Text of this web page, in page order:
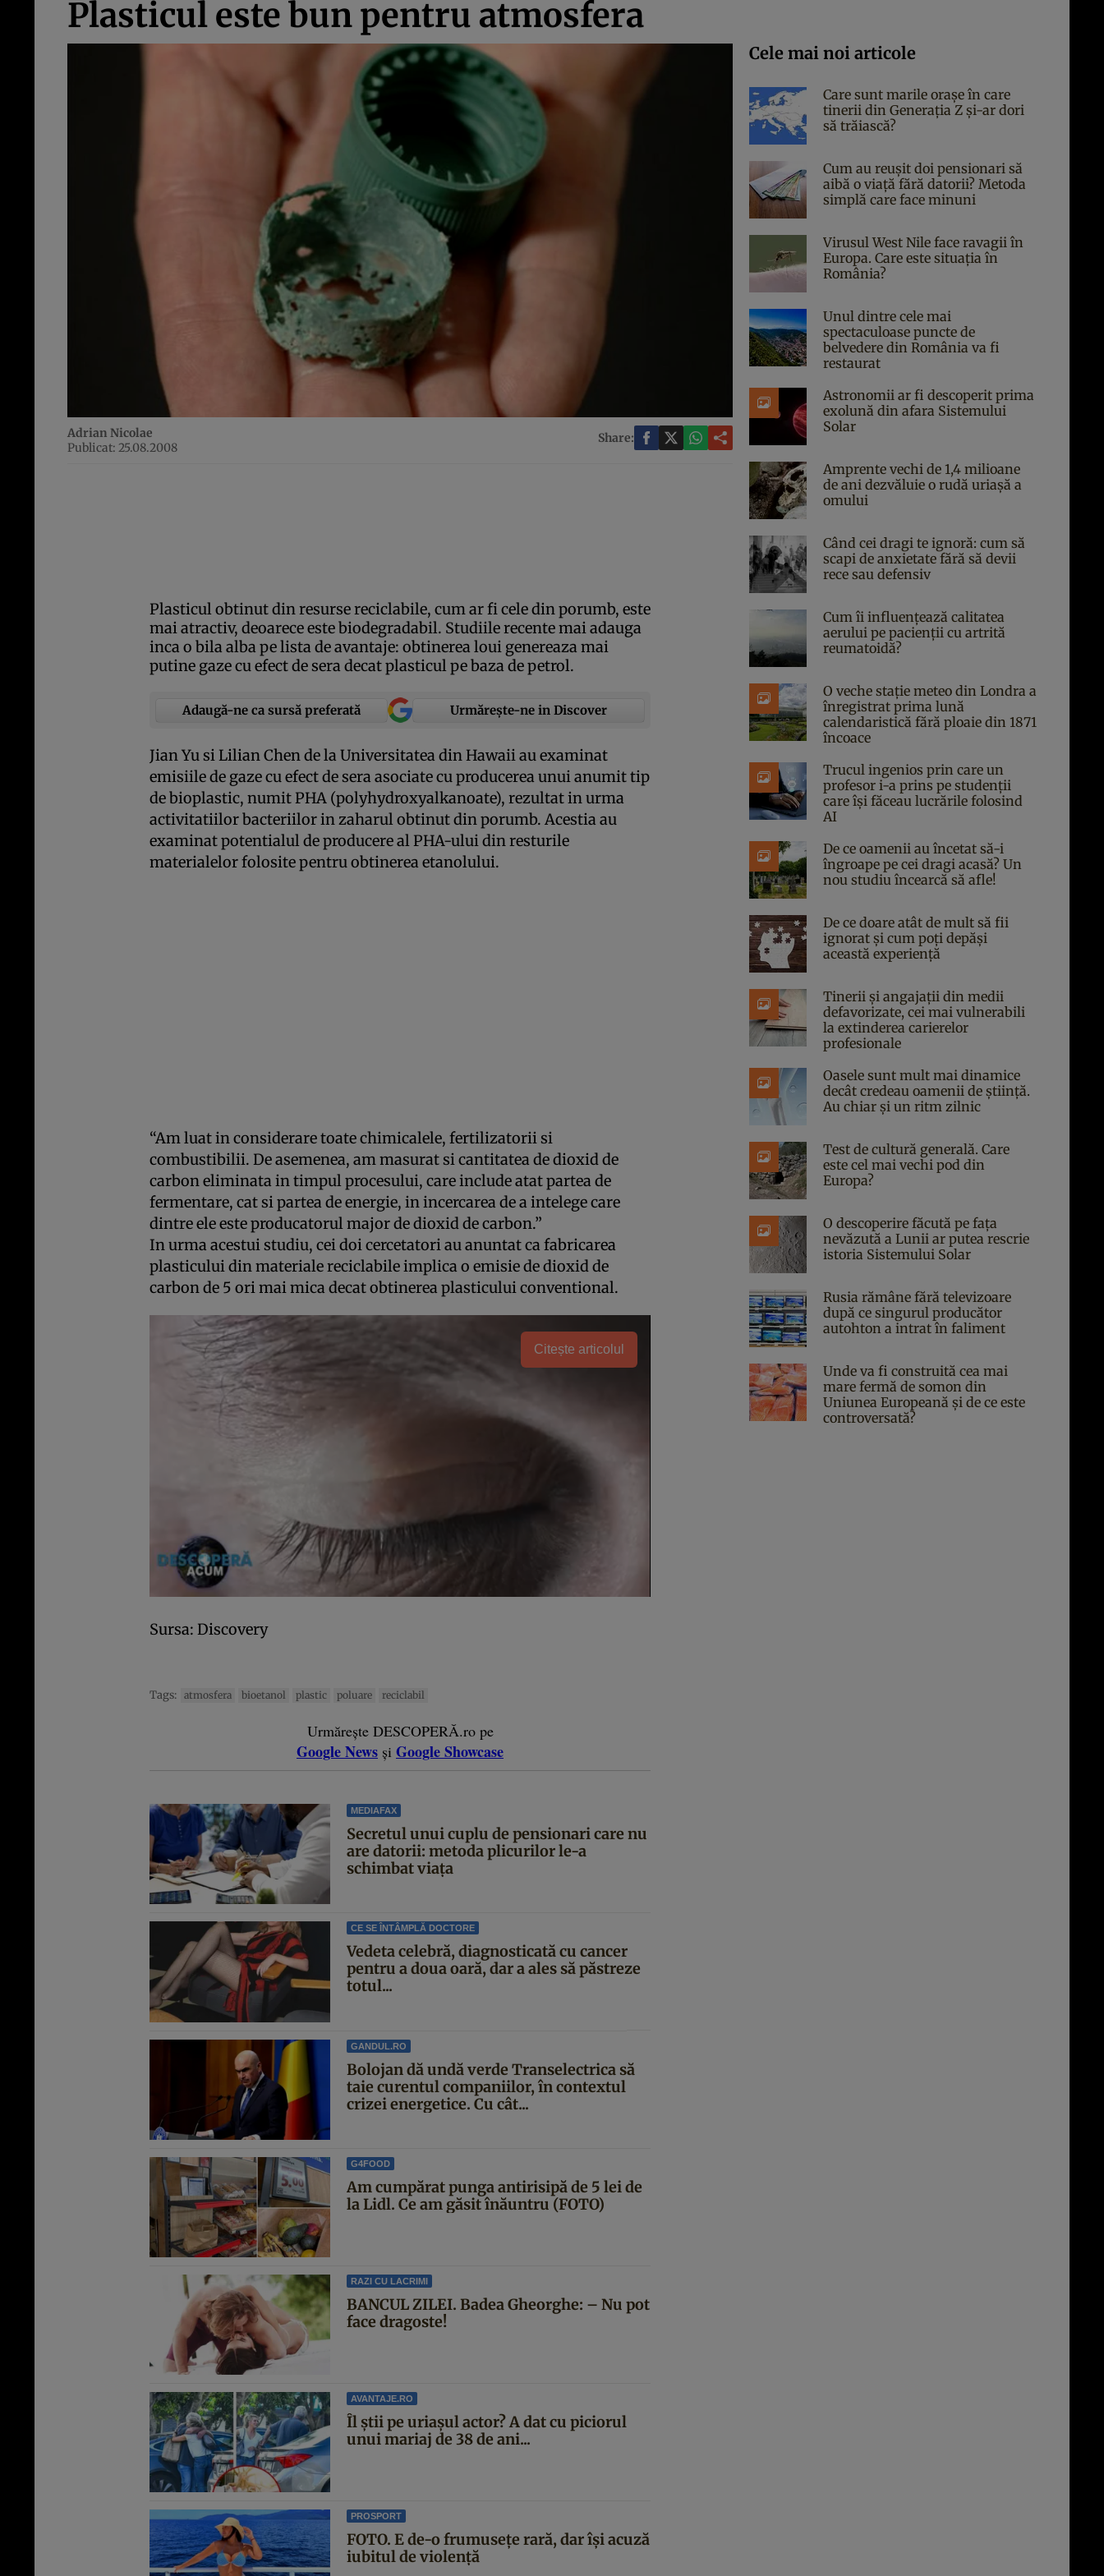
Plasticul este bun pentru atmosfera
Adrian Nicolae
Publicat: 25.08.2008
Share:
Plasticul obtinut din resurse reciclabile, cum ar fi cele din porumb, este
mai atractiv, deoarece este biodegradabil. Studiile recente mai adauga
inca o bila alba pe lista de avantaje: obtinerea loui genereaza mai
putine gaze cu efect de sera decat plasticul pe baza de petrol.
Adaugă-ne ca sursă preferată Urmărește-ne in Discover
Jian Yu si Lilian Chen de la Universitatea din Hawaii au examinat
emisiile de gaze cu efect de sera asociate cu producerea unui anumit tip
de bioplastic, numit PHA (polyhydroxyalkanoate), rezultat in urma
activitatiilor bacteriilor in zaharul obtinut din porumb. Acestia au
examinat potentialul de producere al PHA-ului din resturile
materialelor folosite pentru obtinerea etanolului.
“Am luat in considerare toate chimicalele, fertilizatorii si
combustibilii. De asemenea, am masurat si cantitatea de dioxid de
carbon eliminata in timpul procesului, care include atat partea de
fermentare, cat si partea de energie, in incercarea de a intelege care
dintre ele este producatorul major de dioxid de carbon.”
In urma acestui studiu, cei doi cercetatori au anuntat ca fabricarea
plasticului din materiale reciclabile implica o emisie de dioxid de
carbon de 5 ori mai mica decat obtinerea plasticului conventional.
Citește articolul
Sursa: Discovery
Tags: atmosfera bioetanol plastic poluare reciclabil
Urmărește DESCOPERĂ.ro pe
Google News și Google Showcase
MEDIAFAX
Secretul unui cuplu de pensionari care nu
are datorii: metoda plicurilor le-a
schimbat viața
CE SE ÎNTÂMPLĂ DOCTORE
Vedeta celebră, diagnosticată cu cancer
pentru a doua oară, dar a ales să păstreze
totul...
GANDUL.RO
Bolojan dă undă verde Transelectrica să
taie curentul companiilor, în contextul
crizei energetice. Cu cât...
G4FOOD
Am cumpărat punga antirisipă de 5 lei de
la Lidl. Ce am găsit înăuntru (FOTO)
RAZI CU LACRIMI
BANCUL ZILEI. Badea Gheorghe: – Nu pot
face dragoste!
AVANTAJE.RO
Îl știi pe uriașul actor? A dat cu piciorul
unui mariaj de 38 de ani...
PROSPORT
FOTO. E de-o frumusețe rară, dar își acuză
iubitul de violență
Cele mai noi articole
Care sunt marile orașe în care
tinerii din Generația Z și-ar dori
să trăiască?
Cum au reușit doi pensionari să
aibă o viață fără datorii? Metoda
simplă care face minuni
Virusul West Nile face ravagii în
Europa. Care este situația în
România?
Unul dintre cele mai
spectaculoase puncte de
belvedere din România va fi
restaurat
Astronomii ar fi descoperit prima
exolună din afara Sistemului
Solar
Amprente vechi de 1,4 milioane
de ani dezvăluie o rudă uriașă a
omului
Când cei dragi te ignoră: cum să
scapi de anxietate fără să devii
rece sau defensiv
Cum îi influențează calitatea
aerului pe pacienții cu artrită
reumatoidă?
O veche stație meteo din Londra a
înregistrat prima lună
calendaristică fără ploaie din 1871
încoace
Trucul ingenios prin care un
profesor i-a prins pe studenții
care își făceau lucrările folosind
AI
De ce oamenii au încetat să-i
îngroape pe cei dragi acasă? Un
nou studiu încearcă să afle!
De ce doare atât de mult să fii
ignorat și cum poți depăși
această experiență
Tinerii și angajații din medii
defavorizate, cei mai vulnerabili
la extinderea carierelor
profesionale
Oasele sunt mult mai dinamice
decât credeau oamenii de știință.
Au chiar și un ritm zilnic
Test de cultură generală. Care
este cel mai vechi pod din
Europa?
O descoperire făcută pe fața
nevăzută a Lunii ar putea rescrie
istoria Sistemului Solar
Rusia rămâne fără televizoare
după ce singurul producător
autohton a intrat în faliment
Unde va fi construită cea mai
mare fermă de somon din
Uniunea Europeană și de ce este
controversată?